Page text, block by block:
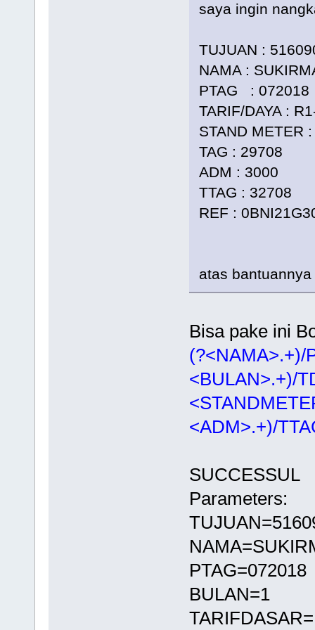
saya ingin
TUJUAN :
NAMA :
PTAG : 072018
TARIF/DAYA :
STAND METER
TAG : 29708
ADM : 3000
TTAG : 32708
REF :
atas
Bisa pake ini
(?<NAMA>.+)/
<BULAN>.+)/
<ADM>.+)/
SUCCESSUL
Parameters:
PTAG=072018
BULAN=1